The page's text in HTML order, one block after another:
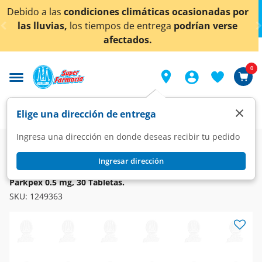
< div class="carousel-inner">
ocasionadas por
entregapodrían verse
¡Ahora también en
Elige una dirección de entrega
Ingresa una dirección en donde deseas recibir tu pedido
Ingresar dirección
×
0
Farmacia Medicina
Sistema Nervioso
Antiparkinsoniano
PARPKPEX
Parkpex 0.5 mg, 30 Tabletas.
SKU: 1249363